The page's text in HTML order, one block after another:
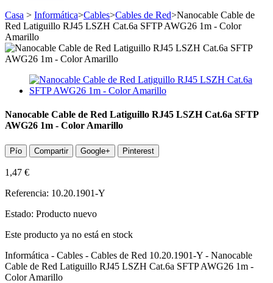
Casa > Informática>Cables>Cables de Red>Nanocable Cable de
Red Latiguillo RJ45 LSZH Cat.6a SFTP AWG26 1m - Color
Amarillo
Nanocable Cable de Red Latiguillo RJ45 LSZH Cat.6a SFTP
AWG26 1m - Color Amarillo
Pío Compartir Google+ Pinterest
1,47 €
Referencia: 10.20.1901-Y
Estado: Producto nuevo
Este producto ya no está en stock
Informática - Cables - Cables de Red 10.20.1901-Y - Nanocable
Cable de Red Latiguillo RJ45 LSZH Cat.6a SFTP AWG26 1m -
Color Amarillo